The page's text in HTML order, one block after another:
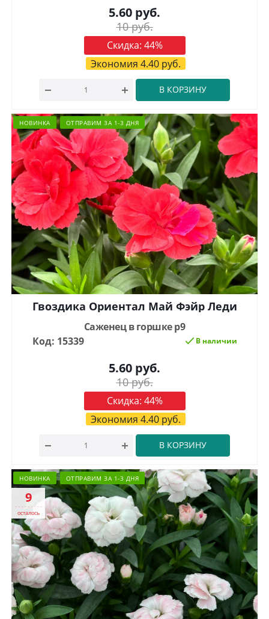
5.60 руб.
10руб.
Скидка: 44%
Экономия 4.40руб.
В КОРЗИНУ
НОВИНКА ОТПРАВИМ ЗА 1-3 ДНЯ
Гвоздика Ориентал Май Фэйр Леди
Саженец в горшке р9
Код: 15339
В наличии
5.60 руб.
10руб.
Скидка: 44%
Экономия 4.40руб.
В КОРЗИНУ
НОВИНКА ОТПРАВИМ ЗА 1-3 ДНЯ
9
осталось